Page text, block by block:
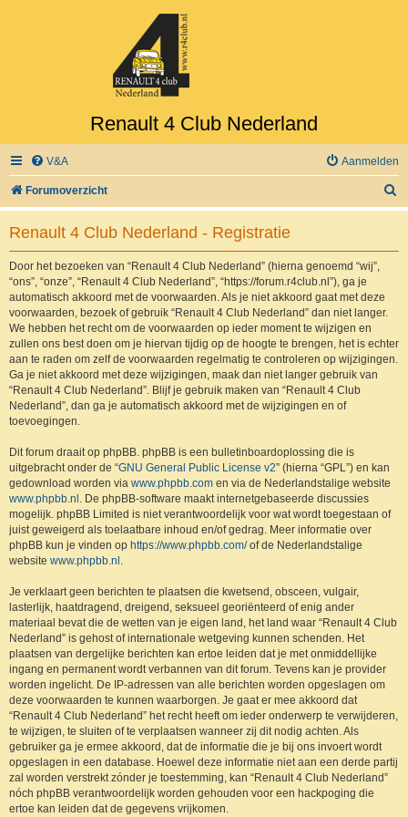
Renault 4 Club Nederland
V&A Aanmelden
Forumoverzicht
o
Renault 4 Club Nederland - Registratie
Door het bezoeken van “Renault 4 Club Nederland” (hierna genoemd “wij”,
“ons”, “onze”, “Renault 4 Club Nederland”, “https://forum.r4club.nl”), ga je
automatisch akkoord met de voorwaarden. Als je niet akkoord gaat met deze
voorwaarden, bezoek of gebruik “Renault 4 Club Nederland” dan niet langer.
We hebben het recht om de voorwaarden op ieder moment te wijzigen en
zullen ons best doen om je hiervan tijdig op de hoogte te brengen, het is echter
aan te raden om zelf de voorwaarden regelmatig te controleren op wijzigingen.
Ga je niet akkoord met deze wijzigingen, maak dan niet langer gebruik van
“Renault 4 Club Nederland”. Blijf je gebruik maken van “Renault 4 Club
Nederland”, dan ga je automatisch akkoord met de wijzigingen en of
toevoegingen.
Dit forum draait op phpBB. phpBB is een bulletinboardoplossing die is
uitgebracht onder de “GNU General Public License v2” (hierna “GPL”) en kan
gedownload worden via www.phpbb.com en via de Nederlandstalige website
www.phpbb.nl . De phpBB-software maakt internetgebaseerde discussies
mogelijk. phpBB Limited is niet verantwoordelijk voor wat wordt toegestaan of
juist geweigerd als toelaatbare inhoud en/of gedrag. Meer informatie over
phpBB kun je vinden op https://www.phpbb.com/of de Nederlandstalige
website www.phpbb.nl .
Je verklaart geen berichten te plaatsen die kwetsend, obsceen, vulgair,
lasterlijk, haatdragend, dreigend, seksueel georiënteerd of enig ander
materiaal bevat die de wetten van je eigen land, het land waar “Renault 4 Club
Nederland” is gehost of internationale wetgeving kunnen schenden. Het
plaatsen van dergelijke berichten kan ertoe leiden dat je met onmiddellijke
ingang en permanent wordt verbannen van dit forum. Tevens kan je provider
worden ingelicht. De IP-adressen van alle berichten worden opgeslagen om
deze voorwaarden te kunnen waarborgen. Je gaat er mee akkoord dat
“Renault 4 Club Nederland” het recht heeft om ieder onderwerp te verwijderen,
te wijzigen, te sluiten of te verplaatsen wanneer zij dit nodig achten. Als
gebruiker ga je ermee akkoord, dat de informatie die je bij ons invoert wordt
opgeslagen in een database. Hoewel deze informatie niet aan een derde partij
zal worden verstrekt zónder je toestemming, kan “Renault 4 Club Nederland”
nóch phpBB verantwoordelijk worden gehouden voor een hackpoging die
ertoe kan leiden dat de gegevens vrijkomen.